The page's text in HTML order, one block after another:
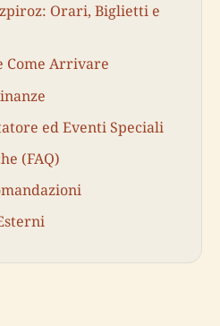
Orari, Biglietti e
Come Arrivare
ed Eventi Speciali
(FAQ)